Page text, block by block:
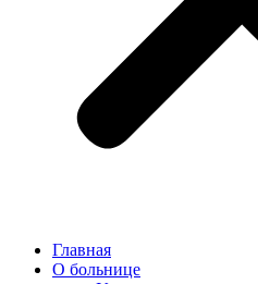
Главная
О больнице